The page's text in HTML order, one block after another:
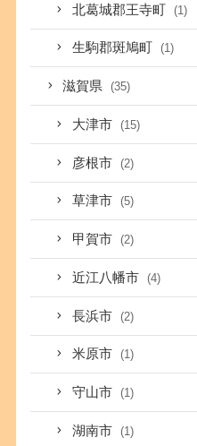
北葛城郡王寺町 (1)
生駒郡斑鳩町 (1)
滋賀県 (35)
大津市 (15)
彦根市 (2)
草津市 (5)
甲賀市 (2)
近江八幡市 (4)
長浜市 (2)
米原市 (1)
守山市 (1)
湖南市 (1)